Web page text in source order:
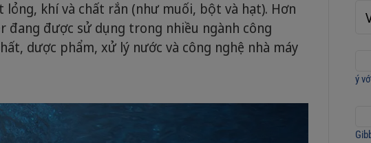
lỏng, khí và chất rắn (như muối, bột và hạt). Hơn
đang được sử dụng trong nhiều ngành công
dược phẩm, xử lý nước và công nghệ nhà máy
ý